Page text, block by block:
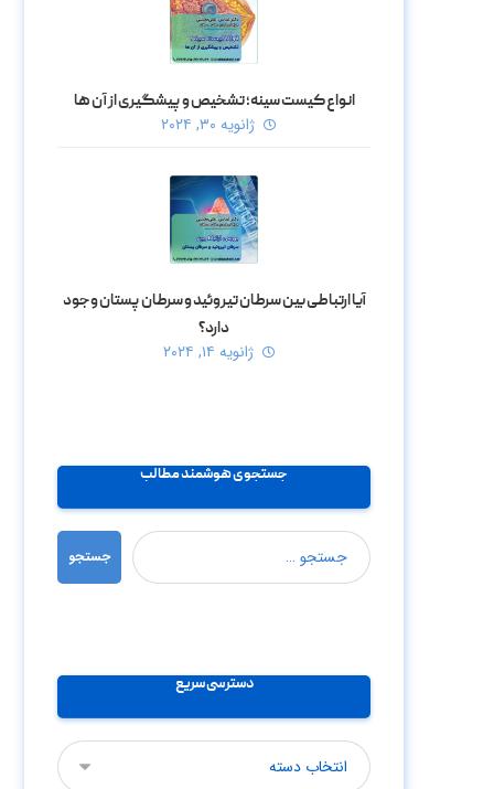
انواع کیست سینه؛ تشخیص و پیشگیری از آن ها
ژانویه ۳۰, ۲۰۲۴
آیا ارتباطی بین سرطان تیروئید و سرطان پستان وجود
دارد؟
ژانویه ۱۴, ۲۰۲۴
جستجوی هوشمند مطالب
جستجو
دسترسی سریع